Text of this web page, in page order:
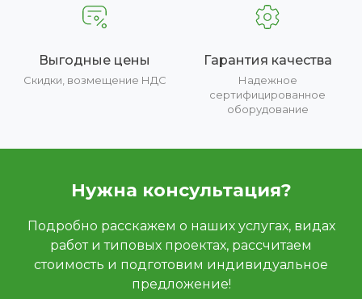
Выгодные цены
Скидки, возмещение НДС
Гарантия качества
Надежное
сертифицированное
оборудование
Нужна консультация?
Подробно расскажем о наших услугах, видах
работ и типовых проектах, рассчитаем
стоимость и подготовим индивидуальное
предложение!